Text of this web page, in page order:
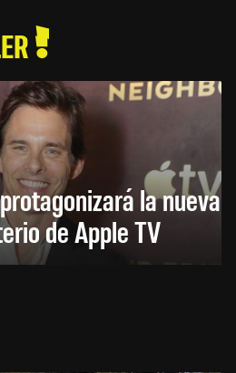
la nueva
de Apple TV